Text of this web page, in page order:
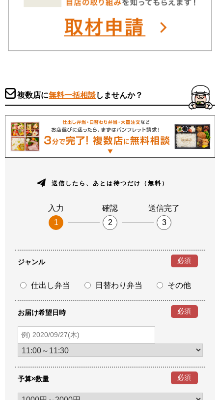
複数店に無料一括相談しませんか？
送信したら、あとは待つだけ（無料）
入力
1
確認
2
送信完了
3
ジャンル 必須
仕出し弁当 日替わり弁当 その他
お届け希望日時 必須
予算×数量 必須